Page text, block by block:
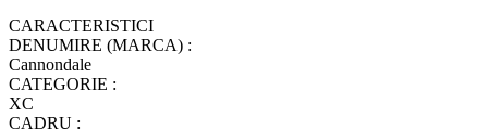
CARACTERISTICI
DENUMIRE (MARCA) :
Cannondale
CATEGORIE :
XC
CADRU :